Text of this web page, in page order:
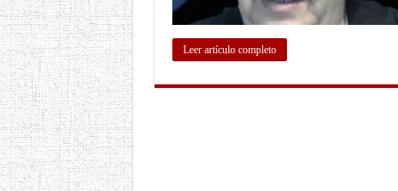
Leer artículo completo